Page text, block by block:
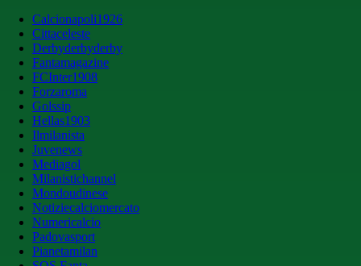
Calcionapoli1926
Cittaceleste
Derbyderbyderby
Fantamagazine
FCInter1908
Forzaroma
Golssip
Hellas1903
Ilmilanista
Juvenews
Mediagol
Milanistichannel
Mondoudinese
Notiziecalciomercato
Numericalcio
Padovasport
Pianetamilan